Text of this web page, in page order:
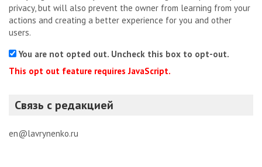
privacy, but will also prevent the owner from learning from your
actions and creating a better experience for you and other
users.
You are not opted out. Uncheck this box to opt-out.
This opt out feature requires JavaScript.
Связь с редакцией
en@lavrynenko.ru